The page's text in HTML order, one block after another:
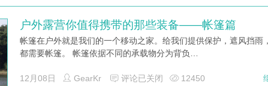
户外露营你值得携带的那些装备——帐篷篇
帐篷在户外就是我们的一个移动之家。给我们提供保护，遮风挡雨
都需要帐篷。 帐篷依据不同的承载物分为背负…
12月08日 GearKr 评论已关闭 12450